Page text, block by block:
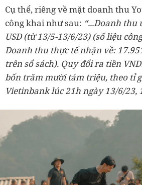
Cụ thể, riêng về mặt doanh thu
công khai như sau: “...Doanh thu
USD (từ 13/5-13/6/23) (số liệu
Doanh thu thực tế nhận về:
trên sổ sách). Quy đổi ra tiền
bốn trăm mười tám triệu, theo tỉ
Vietinbank lúc 21h ngày 13/6/23,